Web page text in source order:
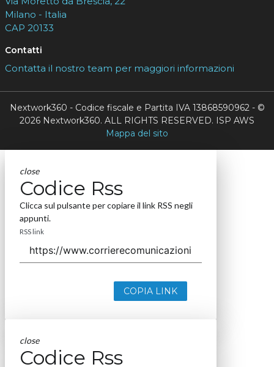
Milano - Italia
CAP 20133
Contatti
Contatta il nostro team per maggiori informazioni
Nextwork360 - Codice fiscale e Partita IVA 13868590962 - ©
2026 Nextwork360. ALL RIGHTS RESERVED. ISP AWS
Mappa del sito
close
Codice Rss
Clicca sul pulsante per copiare il link RSS negli
appunti.
RSS link
COPIA LINK
close
Codice Rss